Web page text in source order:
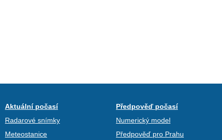
Aktuální počasí
Radarové snímky
Meteostanice
Předpověď počasí
Numerický model
Předpověď pro Prahu